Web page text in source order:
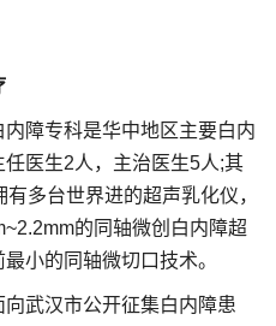
障专科是华中地区主要白内
医生2人，主治医生5人;其
多台世界进的超声乳化仪，
的同轴微创白内障超
小的同轴微切口技术。
武汉市公开征集白内障患